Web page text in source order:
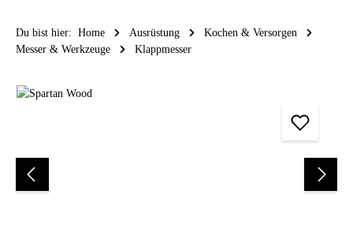
Du bist hier: Home Ausrüstung
Kochen & Versorgen
Messer & Werkzeuge
Klappmesser
Bildergalerie überspringen